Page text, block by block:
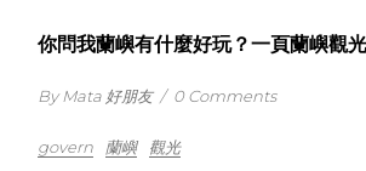
你問我蘭嶼有什麼好玩？一頁蘭嶼觀
By Mata 好朋友 / 0 Comments
govern 蘭嶼 觀光